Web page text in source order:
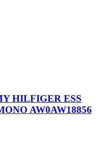
HILFIGER ESS
AW0AW18856